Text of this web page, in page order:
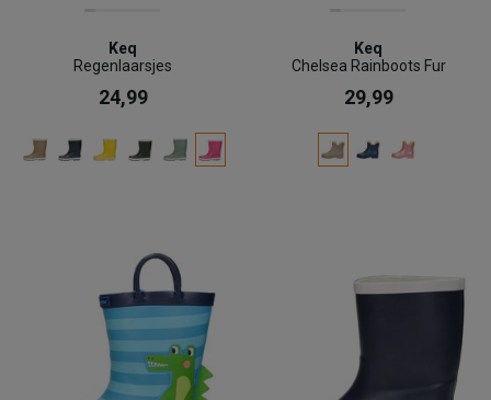
Keq
Regenlaarsjes
24,99
Keq
Chelsea Rainboots Fur
29,99